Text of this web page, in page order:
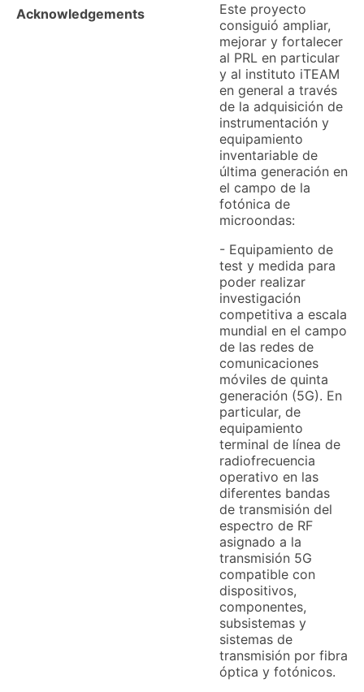
Acknowledgements
Este proyecto
consiguió ampliar,
mejorar y fortalecer
al PRL en particular
y al instituto iTEAM
en general a través
de la adquisición de
instrumentación y
equipamiento
inventariable de
última generación en
el campo de la
fotónica de
microondas:
- Equipamiento de
test y medida para
poder realizar
investigación
competitiva a escala
mundial en el campo
de las redes de
comunicaciones
móviles de quinta
generación (5G). En
particular, de
equipamiento
terminal de línea de
radiofrecuencia
operativo en las
diferentes bandas
de transmisión del
espectro de RF
asignado a la
transmisión 5G
compatible con
dispositivos,
componentes,
subsistemas y
sistemas de
transmisión por fibra
óptica y fotónicos.